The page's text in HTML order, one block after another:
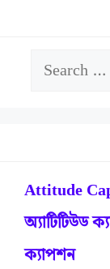
Search
Attitude
অ্যাটিটিউড
ক্যাপশন